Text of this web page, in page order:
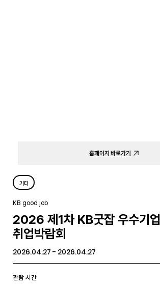
홈페이지 바로가기
기타
KB good job
2026 제1차 KB굿잡 우수기업
취업박람회
2026.04.27 - 2026.04.27
관람 시간